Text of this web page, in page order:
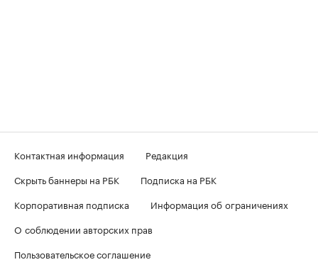
Контактная информация
Редакция
Скрыть баннеры на РБК
Подписка на РБК
Корпоративная подписка
Информация об ограничениях
О соблюдении авторских прав
Пользовательское соглашение